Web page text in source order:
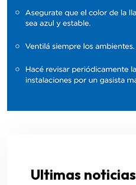
Ultimas noticias